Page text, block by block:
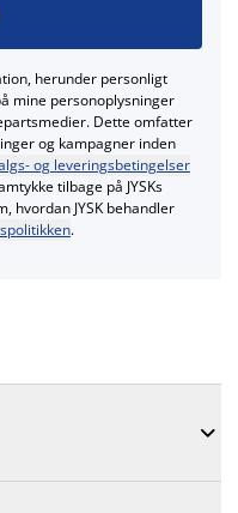
herunder personligt
mine personoplysninger
Dette omfatter
og kampagner inden
og leveringsbetingelser
tilbage på JYSKs
hvordan JYSK behandler
.
